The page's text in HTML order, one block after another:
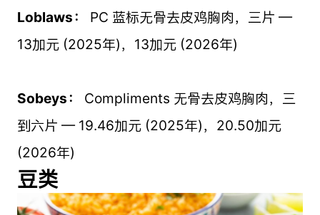
Loblaws：
PC 蓝标无骨去皮鸡胸肉，三片 —
13加元 (2025年)，13加元 (2026年)
Sobeys：
Compliments 无骨去皮鸡胸肉，三
到六片 — 19.46加元 (2025年)，20.50加元
(2026年)
豆类